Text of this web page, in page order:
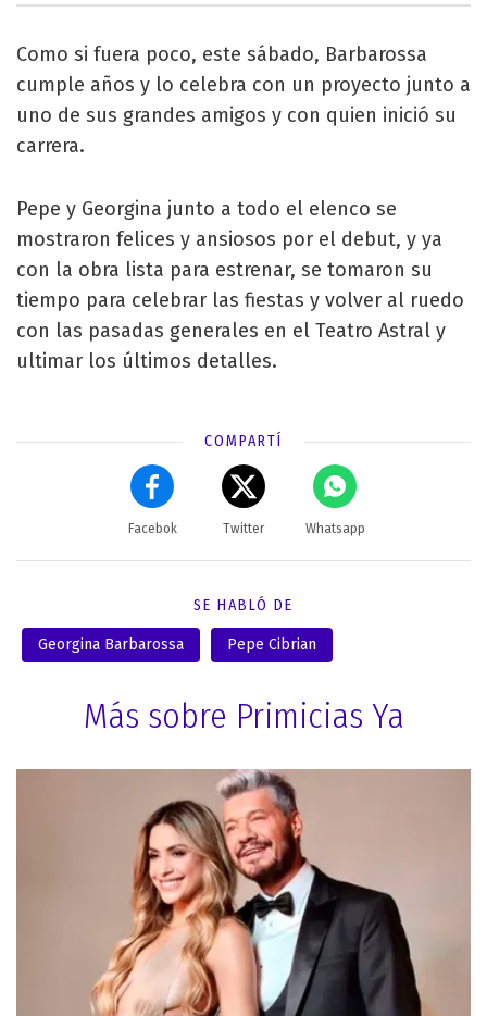
Como si fuera poco, este sábado, Barbarossa
cumple años y lo celebra con un proyecto junto a
uno de sus grandes amigos y con quien inició su
carrera.
Pepe y Georgina junto a todo el elenco se
mostraron felices y ansiosos por el debut, y ya
con la obra lista para estrenar, se tomaron su
tiempo para celebrar las fiestas y volver al ruedo
con las pasadas generales en el Teatro Astral y
ultimar los últimos detalles.
COMPARTÍ
Facebok Twitter Whatsapp
SE HABLÓ DE
Georgina Barbarossa Pepe Cibrian
Más sobre Primicias Ya